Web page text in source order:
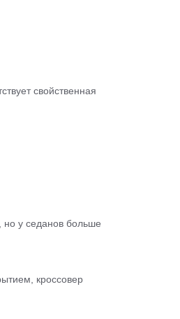
свойственная
но у седанов больше
кроссовер